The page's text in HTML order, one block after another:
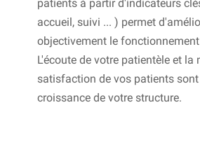
patients à partir d'indicateurs
accueil, suivi ... ) permet
objectivement le
L'écoute de votre patientèle et la
satisfaction de vos patients sont
croissance de votre structure.